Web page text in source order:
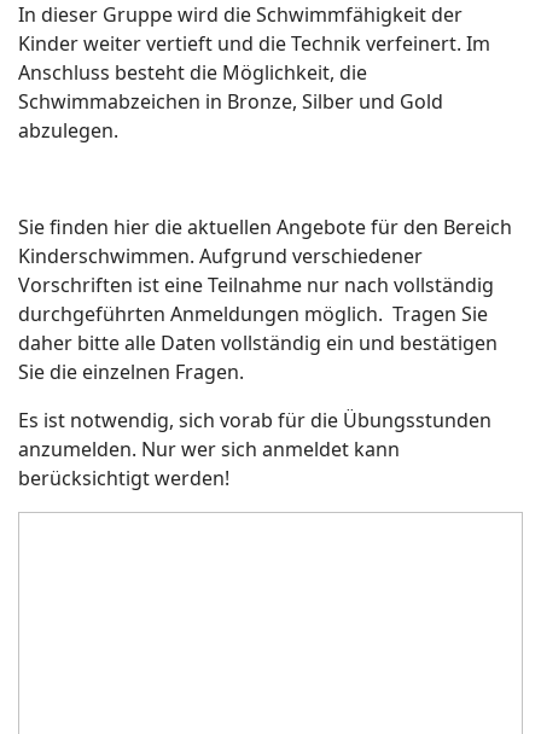
In dieser Gruppe wird die Schwimmfähigkeit der
Kinder weiter vertieft und die Technik verfeinert. Im
Anschluss besteht die Möglichkeit, die
Schwimmabzeichen in Bronze, Silber und Gold
abzulegen.
Sie finden hier die aktuellen Angebote für den Bereich
Kinderschwimmen. Aufgrund verschiedener
Vorschriften ist eine Teilnahme nur nach vollständig
durchgeführten Anmeldungen möglich. Tragen Sie
daher bitte alle Daten vollständig ein und bestätigen
Sie die einzelnen Fragen.
Es ist notwendig, sich vorab für die Übungsstunden
anzumelden. Nur wer sich anmeldet kann
berücksichtigt werden!